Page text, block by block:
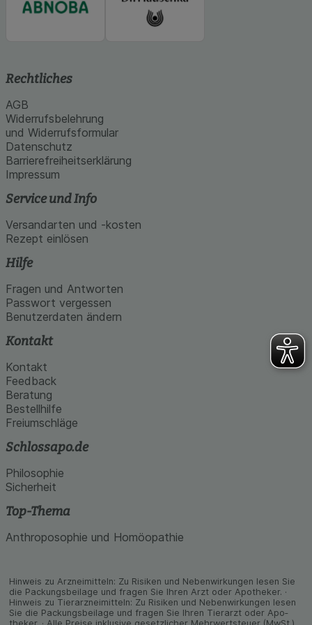
Rechtliches
AGB
Widerrufsbelehrung
und Widerrufsformular
Datenschutz
Barrierefreiheitserklärung
Impressum
Service und Info
Versandarten und -kosten
Rezept einlösen
Hilfe
Fragen und Antworten
Passwort vergessen
Benutzerdaten ändern
Kontakt
Kontakt
Feedback
Beratung
Bestellhilfe
Freiumschläge
Schlossapo.de
Philosophie
Sicherheit
Top-Thema
Anthroposophie und Homöopathie
Hinweis zu Arzneimitteln: Zu Risiken und Neben­wirkungen lesen Sie
die Packungs­beilage und fragen Sie Ihren Arzt oder Apo­theker. ·
Hinweis zu Tier­arz­nei­mitteln: Zu Risiken und Neben­wirkungen lesen
Sie die Packungs­beilage und fragen Sie Ihren Tier­arzt oder Apo­